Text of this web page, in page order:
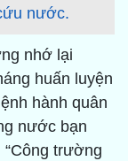
nước.
nhớ lại
huấn luyện
hành quân
nước bạn
trường